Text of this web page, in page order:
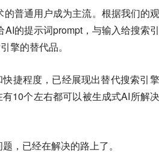
普通用户成为主流。根据我们的
的提示词prompt，与输入给搜索
擎的替代品。
捷程度，已经展现出替代搜索引
10个左右都可以被生成式AI所
，已经在解决的路上了。